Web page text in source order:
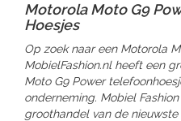
Motorola Moto G9
Hoesjes
Op zoek naar een Motorola
MobielFashion.nl heeft een
Moto G9 Power
onderneming. Mobiel
groothandel van de